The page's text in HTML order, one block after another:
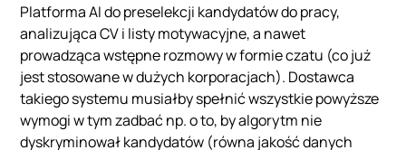
Platforma AI do preselekcji kandydatów do pracy,
analizująca CV i listy motywacyjne, a nawet
prowadząca wstępne rozmowy w formie czatu (co już
jest stosowane w dużych korporacjach). Dostawca
takiego systemu musiałby spełnić wszystkie powyższe
wymogi w tym zadbać np. o to, by algorytm nie
dyskryminował kandydatów (równa jakość danych